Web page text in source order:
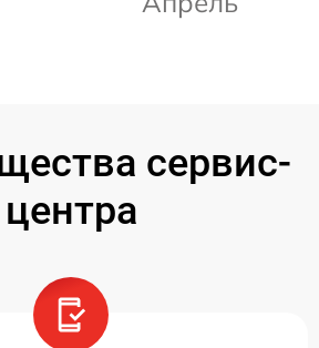
сервис-
центра